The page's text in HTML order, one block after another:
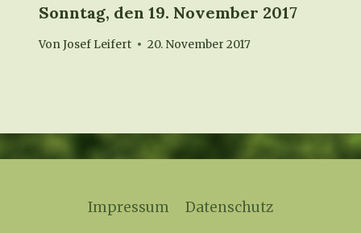
Sonntag, den 19. November 2017
VonJosef Leifert 20. November 2017
Impressum Datenschutz